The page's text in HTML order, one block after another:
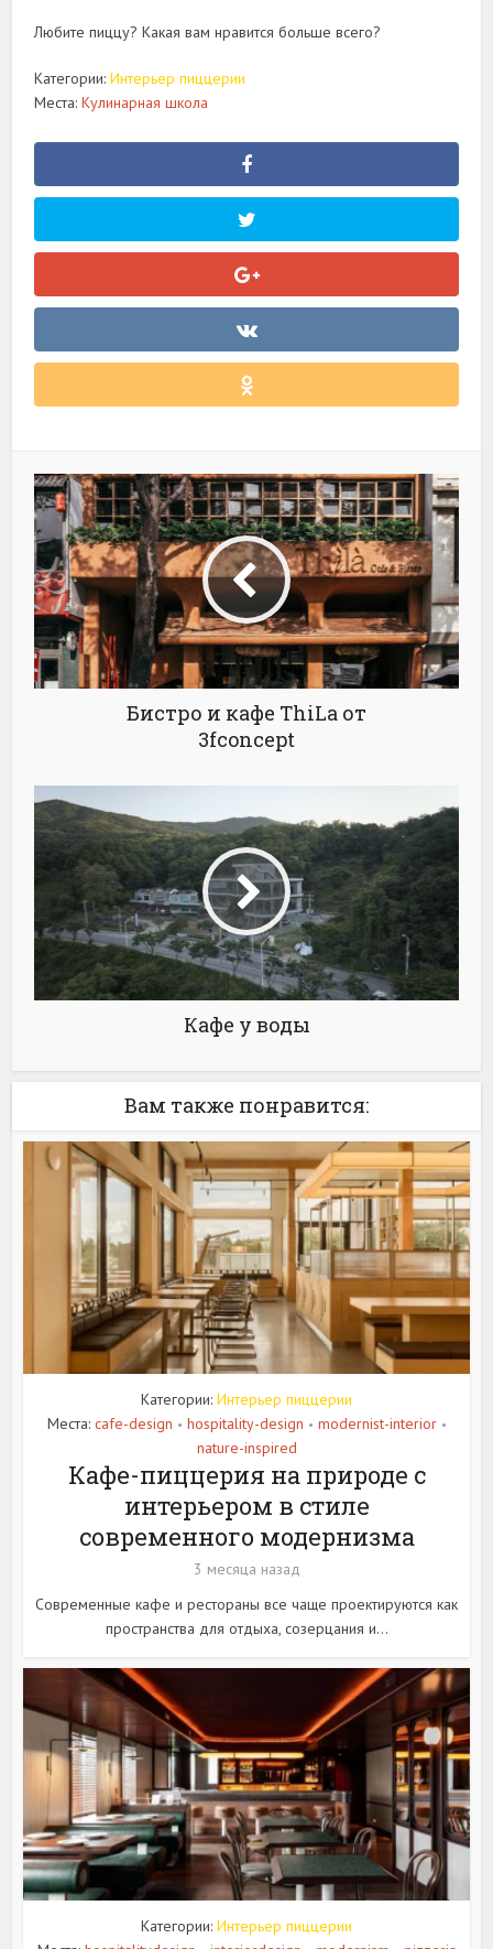
Любите пиццу? Какая вам нравится больше всего?
Категории:Интерьер пиццерии
Места:Кулинарная школа
Бистро и кафе ThiLa от
3fconcept
Кафе у воды
Вам также понравится:
Категории: Интерьер пиццерии
Места: cafe-design • hospitality-design • modernist-interior •
nature-inspired
Кафе-пиццерия на природе с
интерьером в стиле
современного модернизма
3 месяца назад
Современные кафе и рестораны все чаще проектируются как
пространства для отдыха, созерцания и...
Категории: Интерьер пиццерии